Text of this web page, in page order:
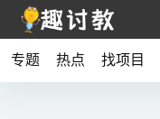
专题 热点 找项目